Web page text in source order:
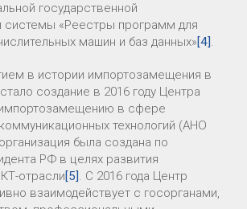
государственной
системы «Реестры программ для
машин и баз данных»[4] .
в истории импортозамещения в
создание в 2016 году Центра
в сфере
технологий (АНО
была создана по
РФ в целях развития
отрасли[5]
. С 2016 года Центр
взаимодействует с госорганами,